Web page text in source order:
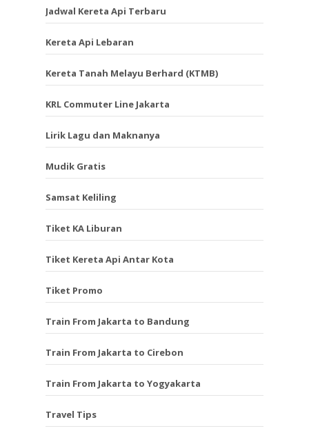
Jadwal Kereta Api Terbaru
Kereta Api Lebaran
Kereta Tanah Melayu Berhard (KTMB)
KRL Commuter Line Jakarta
Lirik Lagu dan Maknanya
Mudik Gratis
Samsat Keliling
Tiket KA Liburan
Tiket Kereta Api Antar Kota
Tiket Promo
Train From Jakarta to Bandung
Train From Jakarta to Cirebon
Train From Jakarta to Yogyakarta
Travel Tips